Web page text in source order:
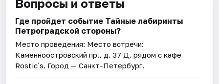
Вопросы и ответы
Где пройдет событие Тайные лабиринты
Петроградской стороны?
Место проведения: Место встречи:
Каменноостровский пр., д. 37 Д, рядом с кафе
Rostic`s. Город — Санкт-Петербург.